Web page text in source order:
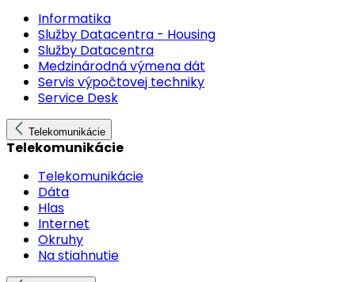
Informatika
Služby Datacentra - Housing
Služby Datacentra
Medzinárodná výmena dát
Servis výpočtovej techniky
Service Desk
Telekomunikácie
Telekomunikácie
Telekomunikácie
Dáta
Hlas
Internet
Okruhy
Na stiahnutie